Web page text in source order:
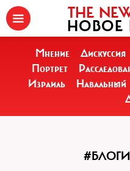
THE
НОВОЕ
Мнение Дискуссия
Портрет
Израиль
Навальный
#БЛОГИ